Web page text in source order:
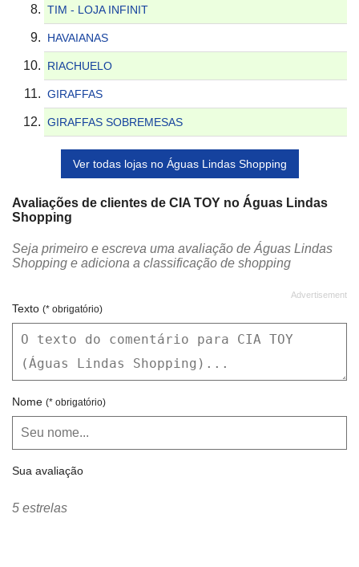
TIM - LOJA INFINIT
HAVAIANAS
RIACHUELO
GIRAFFAS
GIRAFFAS SOBREMESAS
Ver todas lojas no Águas Lindas Shopping
Avaliações de clientes de CIA TOY no Águas Lindas
Shopping
Seja primeiro e escreva uma avaliação de Águas Lindas
Shopping e adiciona a classificação de shopping
Texto (* obrigatório)
Nome (* obrigatório)
Sua avaliação
5 estrelas